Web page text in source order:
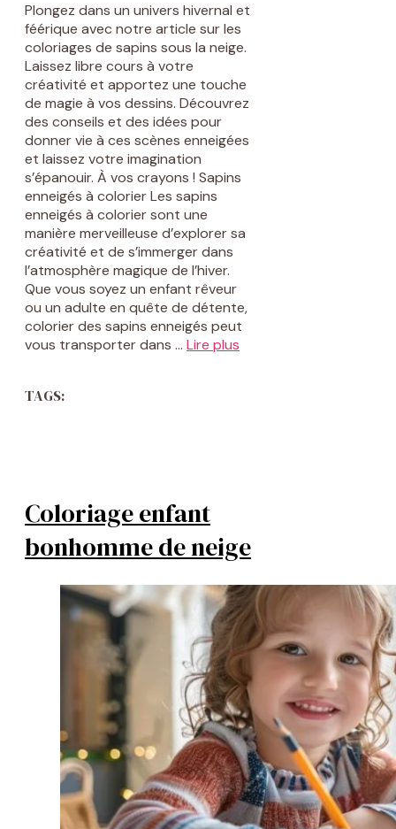
Plongez dans un univers hivernal et
féérique avec notre article sur les
coloriages de sapins sous la neige.
Laissez libre cours à votre
créativité et apportez une touche
de magie à vos dessins. Découvrez
des conseils et des idées pour
donner vie à ces scènes enneigées
et laissez votre imagination
s’épanouir. À vos crayons ! Sapins
enneigés à colorier Les sapins
enneigés à colorier sont une
manière merveilleuse d’explorer sa
créativité et de s’immerger dans
l’atmosphère magique de l’hiver.
Que vous soyez un enfant rêveur
ou un adulte en quête de détente,
colorier des sapins enneigés peut
vous transporter dans … Lire plus
TAGS:
Coloriage enfant
bonhomme de neige